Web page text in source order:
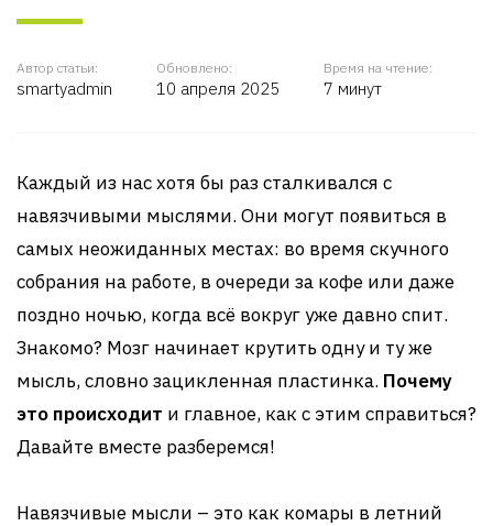
Автор статьи:
smartyadmin
Обновлено:
10 апреля 2025
Время на чтение:
7 минут
Каждый из нас хотя бы раз сталкивался с
навязчивыми мыслями. Они могут появиться в
самых неожиданных местах: во время скучного
собрания на работе, в очереди за кофе или даже
поздно ночью, когда всё вокруг уже давно спит.
Знакомо? Мозг начинает крутить одну и ту же
мысль, словно зацикленная пластинка. Почему
это происходит и главное, как с этим справиться?
Давайте вместе разберемся!
Навязчивые мысли – это как комары в летний